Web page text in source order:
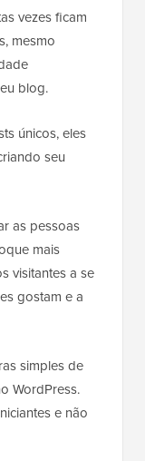
vezes ficam
mesmo
blog.
únicos, eles
seu
as pessoas
mais
visitantes a se
gostam e a
simples de
WordPress.
e não